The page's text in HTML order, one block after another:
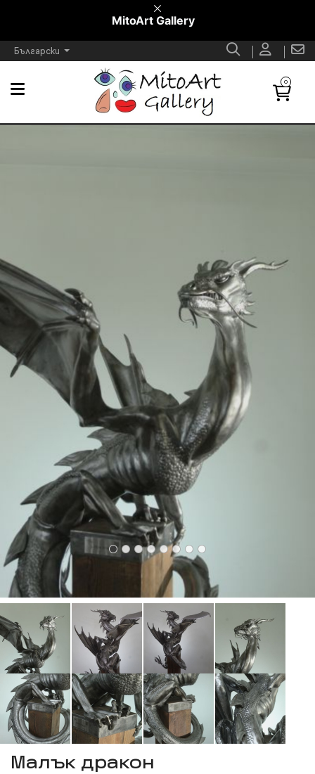
MitoArt Gallery
Български
0
Малък дракон